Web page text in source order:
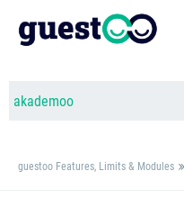
guestoo Features, Limits & Modules